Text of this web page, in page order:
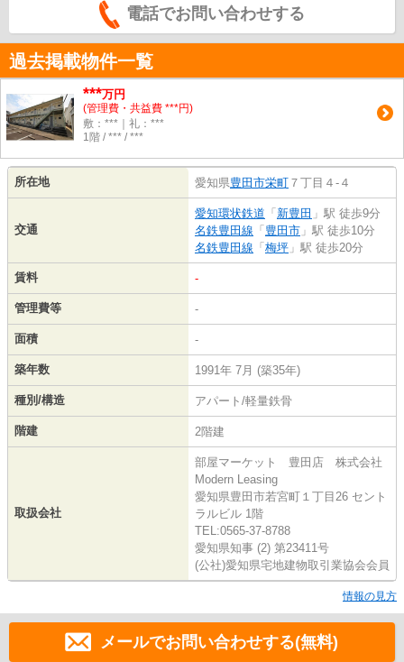
電話でお問い合わせする
過去掲載物件一覧
***万円
(管理費・共益費 ***円)
敷：***｜礼：***
1階 / *** / ***
所在地 愛知県豊田市栄町 ７丁目４-４
交通
愛知環状鉄道 「 新豊田 」駅 徒歩9分
名鉄豊田線 「 豊田市 」駅 徒歩10分
名鉄豊田線 「 梅坪 」駅 徒歩20分
賃料 -
管理費等 -
面積 -
築年数 1991年 7月 (築35年)
種別/構造 アパート/軽量鉄骨
階建 2階建
取扱会社
部屋マーケット 豊田店 株式会社
Modern Leasing
愛知県豊田市若宮町１丁目26 セント
ラルビル 1階
TEL:0565-37-8788
愛知県知事 (2) 第23411号
(公社)愛知県宅地建物取引業協会会員
情報の見方
メールでお問い合わせする(無料)